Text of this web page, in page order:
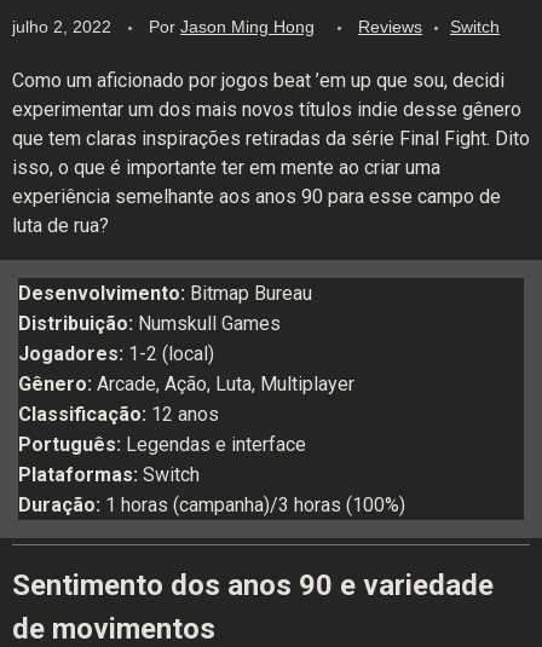
julho 2, 2022 Por Jason Ming Hong Reviews Switch
Como um aficionado por jogos beat ’em up que sou, decidi
experimentar um dos mais novos títulos indie desse gênero
que tem claras inspirações retiradas da série Final Fight. Dito
isso, o que é importante ter em mente ao criar uma
experiência semelhante aos anos 90 para esse campo de
luta de rua?
Desenvolvimento: Bitmap Bureau
Distribuição: Numskull Games
Jogadores: 1-2 (local)
Gênero: Arcade, Ação, Luta, Multiplayer
Classificação: 12 anos
Português: Legendas e interface
Plataformas: Switch
Duração: 1 horas (campanha)/3 horas (100%)
Sentimento dos anos 90 e variedade
de movimentos